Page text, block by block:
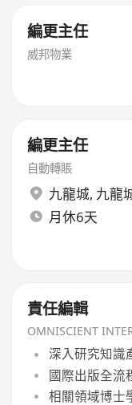
編更主任
威邦物業
編更主任
自動轉賬
九龍城, 九龍
月休6天
責任編輯
OMNISCIENT
深入研究知識
國際出版全流
相關領域博士